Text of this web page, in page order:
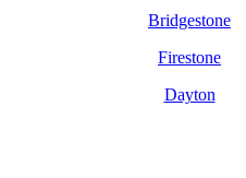
Bridgestone
Firestone
Dayton